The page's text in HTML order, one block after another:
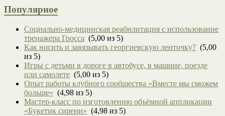
Популярное
Социально-медицинская реабилитация с использование
тренажера Гросса (5,00 из 5)
Как носить и завязывать георгиевскую ленточку? (5,00
из 5)
Игры с детьми в дороге в автобусе, в машине, поезде
или самолете (5,00 из 5)
Опыт работы клубного сообщества «Вместе мы сможем
больше» (4,98 из 5)
Мастер-класс по изготовлению объёмной аппликации
«Букетик сирени» (4,98 из 5)